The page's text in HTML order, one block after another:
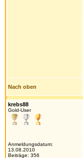
Nach oben
krebs88
Gold-User
Anmeldungsdatum:
13.08.2010
Beiträge: 356